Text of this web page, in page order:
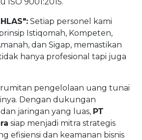
Setiap personel kami
Istiqomah, Kompeten,
dan Sigap, memastikan
hanya profesional tapi juga
pengelolaan uang tunai
Dengan dukungan
jaringan yang luas, PT
siap menjadi mitra strategis
efisiensi dan keamanan bisnis